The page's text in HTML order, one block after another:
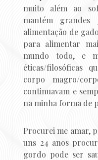
muito além ao
mantém grandes
alimentação de
para alimentar
mundo todo, e
éticas/filosóficas
corpo magro/
continuavam e
na minha forma de
Procurei me amar,
uns 24 anos
gordo pode ser